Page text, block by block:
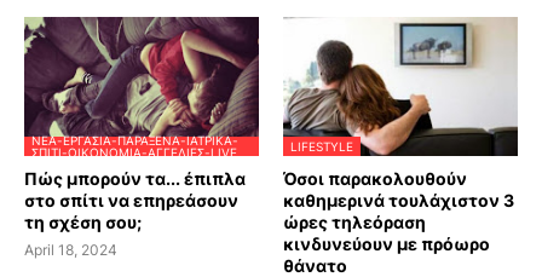
ΝΈΑ-ΕΡΓΑΣΊΑ-ΠΑΡΆΞΕΝΑ-ΙΑΤΡΙΚΆ-
ΣΠΊΤΙ-ΟΙΚΟΝΟΜΊΑ-ΑΓΓΕΛΊΕΣ-LIVE
Πώς μπορούν τα... έπιπλα
στο σπίτι να επηρεάσουν
τη σχέση σου;
April 18, 2024
LIFESTYLE
Όσοι παρακολουθούν
καθημερινά τουλάχιστον 3
ώρες τηλεόραση
κινδυνεύουν με πρόωρο
θάνατο